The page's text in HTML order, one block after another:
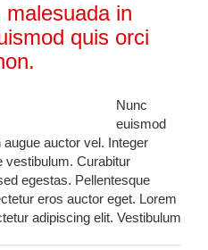
in
quis orci
Nunc
euismod
auctor vel. Integer
vestibulum. Curabitur
egestas. Pellentesque
eros auctor eget. Lorem
adipiscing elit. Vestibulum